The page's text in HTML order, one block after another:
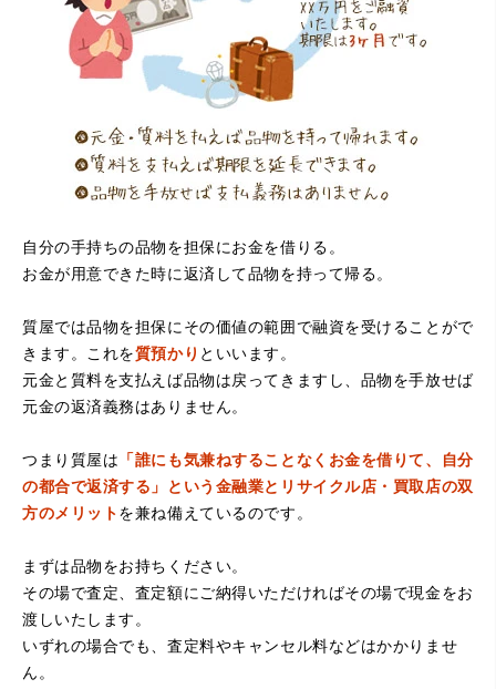
（大阪府寝屋川市）質屋さんは初めてて不安でしたが、他
店買い取りより高く思っていた以上の金額で大満足です。
説明もわかりやすく、優しい話し方の対応でとても良かっ
たです。
（大阪府堺市）電話対応の時からとても感じが良くて来店
してもとても優しく、来て良かったです。これからこちら
でお世話になろうと思いました。ありがとうございまし
た。
（京都府亀岡市）他店舗にも行きましたが、対応の方があ
まりお売りしたくないと思ったので、やめました。こちら
は電話対応からも誠実な印象でしたので、こちらでお売り
しようと思っておりました。この度はありがとうございま
す。
自分の手持ちの品物を担保にお金を借りる。
お金が用意できた時に返済して品物を持って帰る。
質屋では品物を担保にその価値の範囲で融資を受けることがで
きます。これを質預かり といいます。
元金と質料を支払えば品物は戻ってきますし、品物を手放せば
元金の返済義務はありません。
つまり質屋は 「誰にも気兼ねすることなくお金を借りて、自分
の都合で返済する」という金融業とリサイクル店・買取店の双
方のメリットを兼ね備えているのです。
まずは品物をお持ちください。
その場で査定、査定額にご納得いただければその場で現金をお
渡しいたします。
いずれの場合でも、査定料やキャンセル料などはかかりませ
ん。